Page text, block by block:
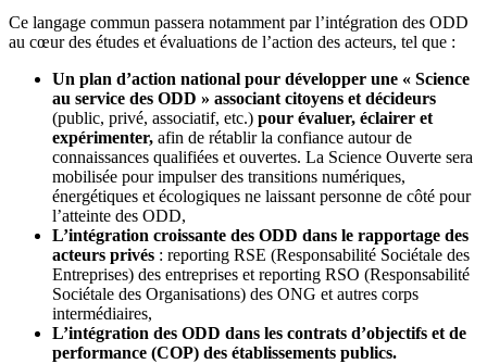
Ce langage commun passera notamment par l’intégration des ODD
au cœur des études et évaluations de l’action des acteurs, tel que :
Un plan d’action national pour développer une « Science
au service des ODD » associant citoyens et décideurs
(public, privé, associatif, etc.) pour évaluer, éclairer et
expérimenter, afin de rétablir la confiance autour de
connaissances qualifiées et ouvertes. La Science Ouverte sera
mobilisée pour impulser des transitions numériques,
énergétiques et écologiques ne laissant personne de côté pour
l’atteinte des ODD,
L’intégration croissante des ODD dans le rapportage des
acteurs privés : reporting RSE (Responsabilité Sociétale des
Entreprises) des entreprises et reporting RSO (Responsabilité
Sociétale des Organisations) des ONG et autres corps
intermédiaires,
L’intégration des ODD dans les contrats d’objectifs et de
performance (COP) des établissements publics.